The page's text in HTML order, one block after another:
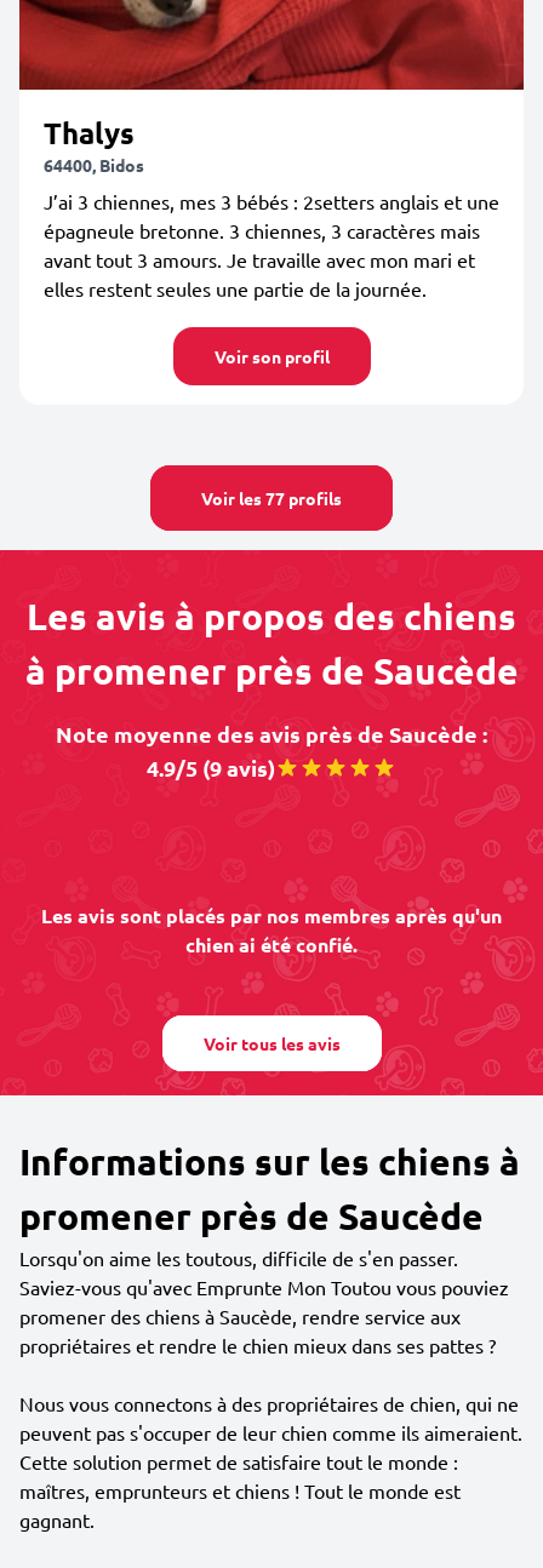
Thalys
64400, Bidos
J’ai 3 chiennes, mes 3 bébés : 2setters anglais et une
épagneule bretonne. 3 chiennes, 3 caractères mais
avant tout 3 amours. Je travaille avec mon mari et
elles restent seules une partie de la journée.
Voir son profil
Voir les 77 profils
Les avis à propos des chiens
à promener près de Saucède
Note moyenne des avis près de Saucède :
4.9/5 (9 avis)
Les avis sont placés par nos membres après qu'un
chien ai été confié.
Voir tous les avis
Informations sur les chiens à
promener près de Saucède
Lorsqu'on aime les toutous, difficile de s'en passer.
Saviez-vous qu'avec Emprunte Mon Toutou vous pouviez
promener des chiens à Saucède, rendre service aux
propriétaires et rendre le chien mieux dans ses pattes ?
Nous vous connectons à des propriétaires de chien, qui ne
peuvent pas s'occuper de leur chien comme ils aimeraient.
Cette solution permet de satisfaire tout le monde :
maîtres, emprunteurs et chiens ! Tout le monde est
gagnant.